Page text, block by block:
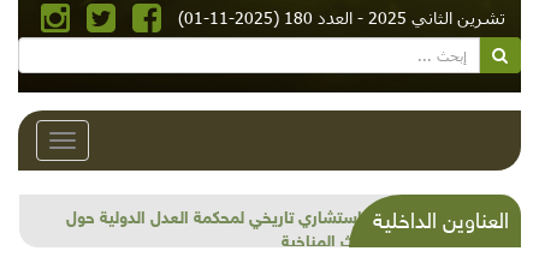
تشرين الثاني 2025 - العدد 180 (2025-11-01)
Toggle
العناوين الداخليةشذرات بيئية وتنموية...بنية تحتية وحلويات قبيحة
وحاكورة ونوبل وزيتون و"سيباط"